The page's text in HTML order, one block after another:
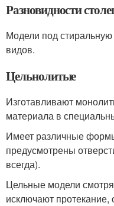
Разновидности
Модели под
видов.
Цельнолитые
Изготавливают
материала в
Имеет различные
предусмотрены
всегда).
Цельные модели
исключают протекание,